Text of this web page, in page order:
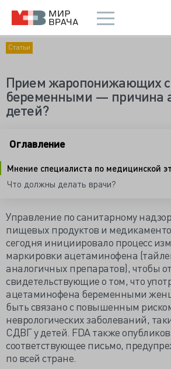
Статьи
Прием жаропонижающих
беременными — причина
детей?
Оглавление
Мнение специалиста по медицинской
Что должны делать врачи?
Управление по санитарному
пищевых продуктов и
сегодня инициировало процесс
маркировки ацетаминофена
аналогичных препаратов), чтобы
свидетельствующие о том, что
ацетаминофена беременными
быть связано с повышенным
неврологических заболеваний,
СДВГ у детей. FDA также
соответствующее письмо,
по всей стране.